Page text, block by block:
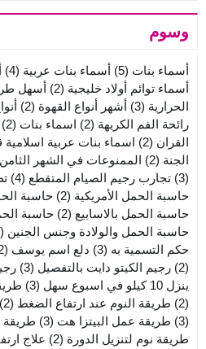
وسوم
أسماء بنات (5) أسماء بنات عربية (4)
أسماء توائم أولاد خليجية (2)
أسهل
الحرارية (3) أشهر أنواع القهوة (2)
رائحة الفم الكريهة (2) اسماء بنات (2)
القران (2) اسماء بنات عربية اسلامية
الجنة (2) الممنوعات في الشهر
(3)
تجارب رجيم الصيام المتقطع (4)
حاسبة الحمل الأمريكية (2) حاسبة
حاسبة الحمل بالاسابيع (2) حاسبة
حاسبة الحمل والولادة وجنس الجنين (2)
حكم التسمية به (3) دلع اسم يوسف (2)
(2)
رجيم الكيتو دايت بالتفصيل (3)
ينزل 10 كيلو في اسبوع سهل
(3)
(2)
طريقة النوم عند ارتفاع الضغط (2)
(3)
طريقة عمل البيتزا هت (3) طريقة
طريقة نوم لتنزيل الدورة (2) علاج